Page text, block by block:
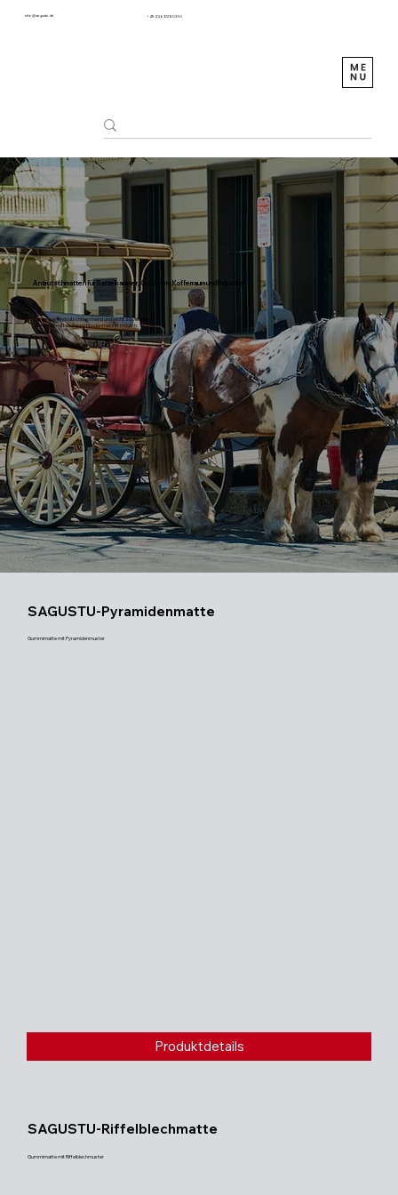
info@sagustu.de +49 (0) 6372 8031-0
Antirutschmatten für Sattelkammer, Kutschen, Kofferraum und Industrie
Die Beläge sind rutschhemmend und leicht zu verlegen.
Zuschnitt mittels Teppichbodenmesser möglich.
SAGUSTU-Pyramidenmatte
Gummimatte mit Pyramidenmuster
Produktdetails
SAGUSTU-Riffelblechmatte
Gummimatte mit Riffelblechmuster